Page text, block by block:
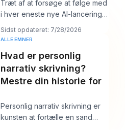
Træt af at forsøge at følge med
i hver eneste nye AI-lancering
og stadig skulle poste noget
ordentli
Sidst opdateret: 7/28/2026
ALLE EMNER
Hvad er personlig
narrativ skrivning?
Mestre din historie for
Personlig narrativ skrivning er
kunsten at fortælle en sand